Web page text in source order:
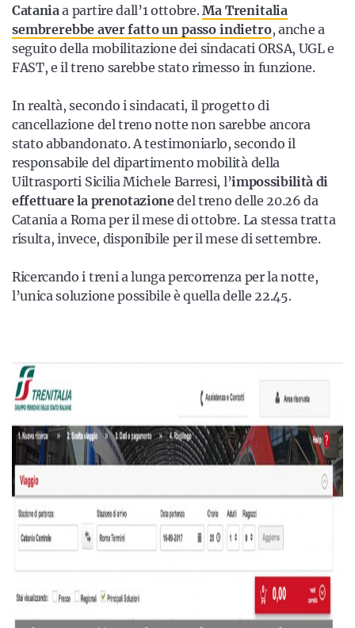
Catania a partire dall’1 ottobre.Ma Trenitalia
sembrerebbe aver fatto un passo indietro, anche a
seguito della mobilitazione dei sindacati ORSA, UGL e
FAST, e il treno sarebbe stato rimesso in funzione.
In realtà, secondo i sindacati, il progetto di
cancellazione del treno notte non sarebbe ancora
stato abbandonato. A testimoniarlo, secondo il
responsabile del dipartimento mobilità della
Uiltrasporti Sicilia Michele Barresi, l’impossibilità di
effettuare la prenotazionedel treno delle 20.26 da
Catania a Roma per il mese di ottobre. La stessa tratta
risulta, invece, disponibile per il mese di settembre.
Ricercando i treni a lunga percorrenza per la notte,
l’unica soluzione possibile è quella delle 22.45.